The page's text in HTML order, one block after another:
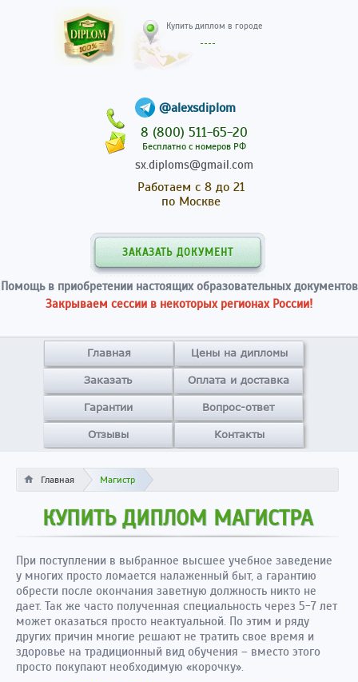
@alexsdiplom
8 (800) 511-65-20
Бесплатно с номеров РФ
sx.diploms@gmail.com
Работаем с 8 до 21
по Москве
ЗАКАЗАТЬ ДОКУМЕНТ
Помощь в приобретении настоящих образовательных документов
Закрываем сессии в некоторых регионах России!
Главная Цены на дипломы
Заказать Оплата и доставка
Гарантии Вопрос-ответ
Отзывы Контакты
Главная Магистр
КУПИТЬ ДИПЛОМ МАГИСТРА
При поступлении в выбранное высшее учебное заведение
у многих просто ломается налаженный быт, а гарантию
обрести после окончания заветную должность никто не
дает. Так же часто полученная специальность через 5-7 лет
может оказаться просто неактуальной. По этим и ряду
других причин многие решают не тратить свое время и
здоровье на традиционный вид обучения – вместо этого
просто покупают необходимую «корочку».